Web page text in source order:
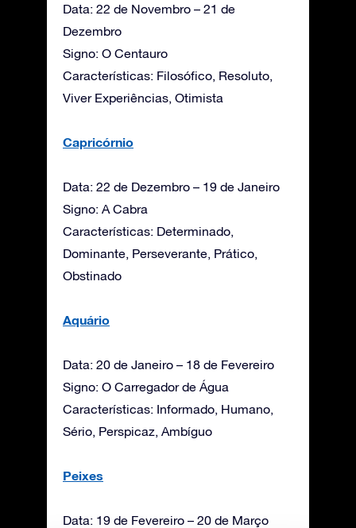
Data: 22 de Novembro – 21 de
Dezembro
Signo: O Centauro
Características: Filosófico, Resoluto,
Viver Experiências, Otimista
Capricórnio
Data: 22 de Dezembro – 19 de Janeiro
Signo: A Cabra
Características: Determinado,
Dominante, Perseverante, Prático,
Obstinado
Aquário
Data: 20 de Janeiro – 18 de Fevereiro
Signo: O Carregador de Água
Características: Informado, Humano,
Sério, Perspicaz, Ambíguo
Peixes
Data: 19 de Fevereiro – 20 de Março